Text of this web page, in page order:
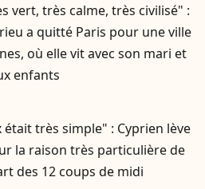
vert, très calme, très civilisé" :
a quitté Paris pour une ville
où elle vit avec son mari et
enfants
était très simple" : Cyprien lève
la raison très particulière de
des 12 coups de midi